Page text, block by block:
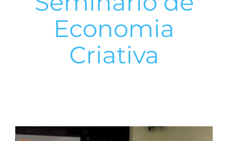
Economia
Criativa
View